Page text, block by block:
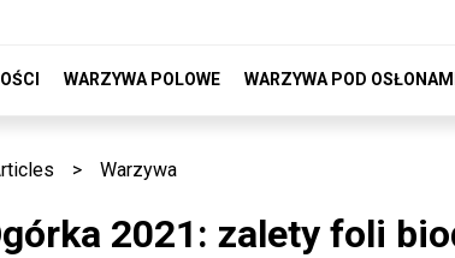
WARZYWA POLOWE WARZYWA POD
> Warzywa
2021: zalety foli